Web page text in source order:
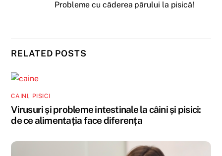
Probleme cu căderea părului la pisică!
RELATED POSTS
CAINI, PISICI
Virusuri și probleme intestinale la câini și pisici:
de ce alimentația face diferența